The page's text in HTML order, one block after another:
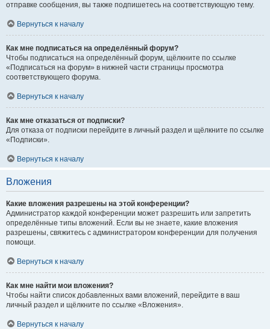
отправке сообщения, вы также подпишетесь на соответствующую тему.
Вернуться к началу
Как мне подписаться на определённый форум?
Чтобы подписаться на определённый форум, щёлкните по ссылке
«Подписаться на форум» в нижней части страницы просмотра
соответствующего форума.
Вернуться к началу
Как мне отказаться от подписки?
Для отказа от подписки перейдите в личный раздел и щёлкните по ссылке
«Подписки».
Вернуться к началу
Вложения
Какие вложения разрешены на этой конференции?
Администратор каждой конференции может разрешить или запретить
определённые типы вложений. Если вы не знаете, какие вложения
разрешены, свяжитесь с администратором конференции для получения
помощи.
Вернуться к началу
Как мне найти мои вложения?
Чтобы найти список добавленных вами вложений, перейдите в ваш
личный раздел и щёлкните по ссылке «Вложения».
Вернуться к началу